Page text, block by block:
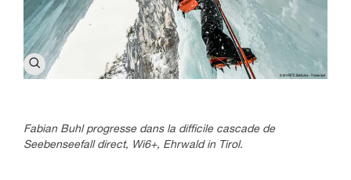
Fabian Buhl progresse dans la difficile cascade de
Seebenseefall direct, Wi6+, Ehrwald in Tirol.